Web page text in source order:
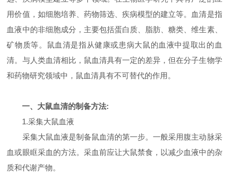
用价值，如细胞培养、药物筛选、疾病模型的建立等。血清是指
血液中的非细胞成分，主要包括蛋白质、脂肪、糖类、维生素、
矿物质等。鼠血清是指从健康或患病大鼠的血液中提取出的血
清。与人类血清相比，鼠血清具有一定的差异，但在分子生物学
和药物研究领域中，鼠血清具有不可替代的作用。
一、 大鼠血清的制备方法:
1.采集大鼠血液
采集大鼠血液是制备鼠血清的第一步。一般采用腹主动脉采
血或眼眶采血的方法。采血前应让大鼠禁食，以减少血液中的杂
质和代谢产物。